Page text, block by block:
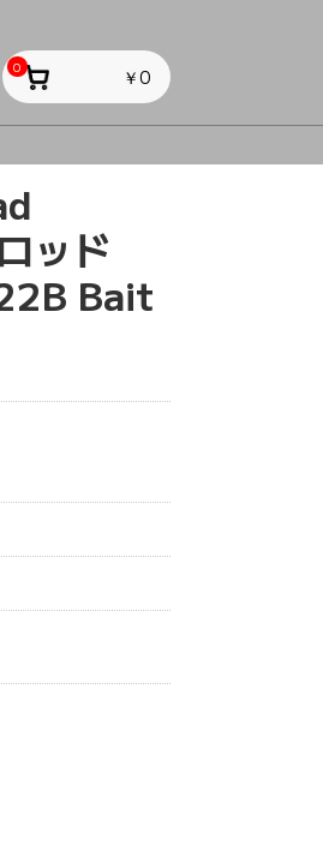
0 ￥0
ッド
Bait